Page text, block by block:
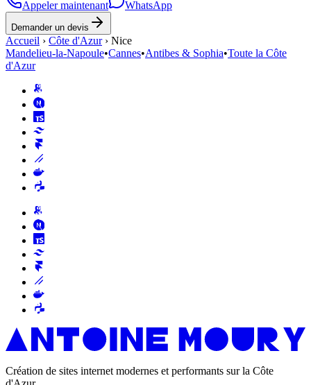
Appeler maintenant
WhatsApp
Demander un devis
Accueil › Côte d'Azur› Nice
Mandelieu-la-Napoule•Cannes•Antibes & Sophia•Toute la Côte
d'Azur
Création de sites internet modernes et performants sur la Côte